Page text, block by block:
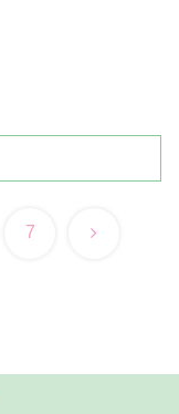
7 次